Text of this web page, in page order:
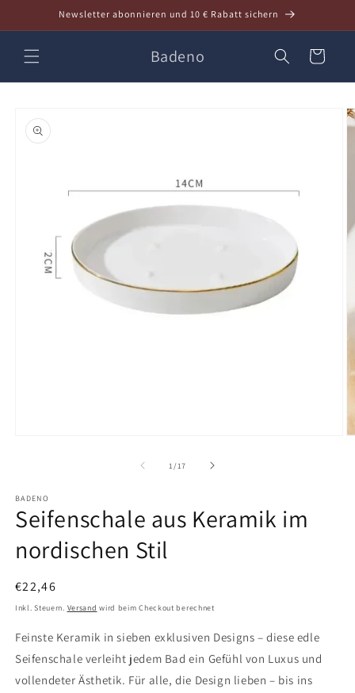
Inhalt
Newsletter abonnieren und 10 € Rabatt sichern
Badeno Warenkorb
1 /von
17
BADENO
Seifenschale aus Keramik im
nordischen Stil
Normaler
Preis
€22,46
Inkl. Steuern. Versand wird beim Checkout berechnet
Feinste Keramik in sieben exklusiven Designs – diese edle
Seifenschale verleiht jedem Bad ein Gefühl von Luxus und
vollendeter Ästhetik. Für alle, die Design lieben – bis ins